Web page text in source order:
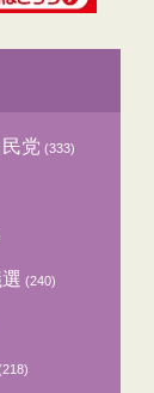
民党 (333)
(240)